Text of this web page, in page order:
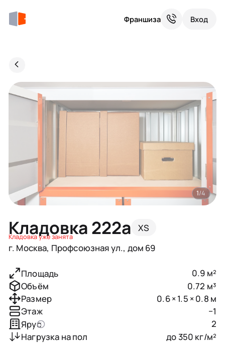
Франшиза Вход
Кладовка 222a XS
Кладовка уже занята
г. Москва, Профсоюзная ул., дом 69
1/4
Площадь
0.9 м²
Объём
0.72 м³
Размер
0.6 × 1.5 × 0.8 м
Этаж
−1
Ярус
2
Нагрузка на пол
до 350 кг/м²